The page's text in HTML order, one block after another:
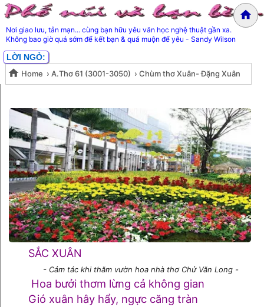
Nơi giao lưu, tản mạn... cùng bạn hữu yêu văn học nghệ thuật gần xa.
Không bao giờ quá sớm để kết bạn & quá muộn để yêu - Sandy Wilson
LỜI NGỎ:
Home › A.Thơ 61 (3001-3050) › Chùm thơ Xuân- Đặng Xuân
Xuyến
SẮC XUÂN
- Cảm tác khi thăm vườn hoa nhà thơ Chử Văn Long -
Hoa bưởi thơm lừng cả không gian
Gió xuân hây hẩy, ngực căng tràn